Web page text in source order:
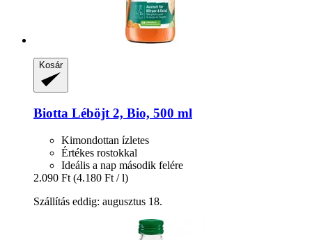
Kosár
Biotta Léböjt 2, Bio, 500 ml
Kimondottan ízletes
Értékes rostokkal
Ideális a nap második felére
2.090 Ft (4.180 Ft / l)
Szállítás eddig: augusztus 18.